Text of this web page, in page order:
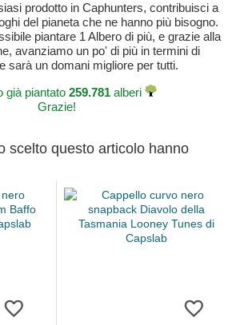
prodotto in Caphunters, contribuisci a
del pianeta che ne hanno più bisogno.
piantare 1 Albero di più, e grazie alla
avanziamo un po' di più in termini di
sarà un domani migliore per tutti.
già piantato 259.781 alberi
Grazie!
scelto questo articolo hanno